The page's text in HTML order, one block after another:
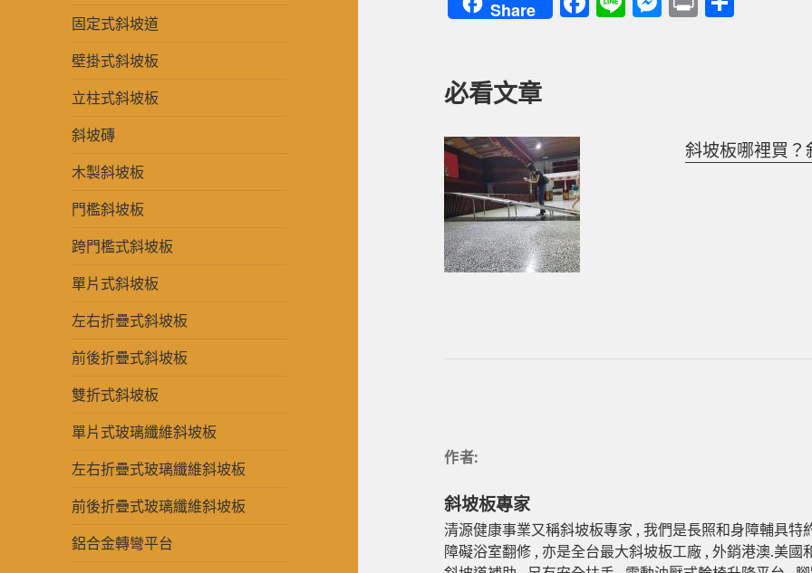
固定式斜坡道
壁掛式斜坡板
立柱式斜坡板
斜坡磚
木製斜坡板
門檻斜坡板
跨門檻式斜坡板
單片式斜坡板
左右折疊式斜坡板
前後折疊式斜坡板
雙折式斜坡板
單片式玻璃纖維斜坡板
左右折疊式玻璃纖維斜坡板
前後折疊式玻璃纖維斜坡板
鋁合金轉彎平台
Share
er
必看文章
斜坡板哪裡買
作者:
斜坡板專家
清源健康事業又稱斜坡板專家 , 我們是長照和身障輔具
障礙浴室翻修 , 亦是全台最大斜坡板工廠 , 外銷港澳.美